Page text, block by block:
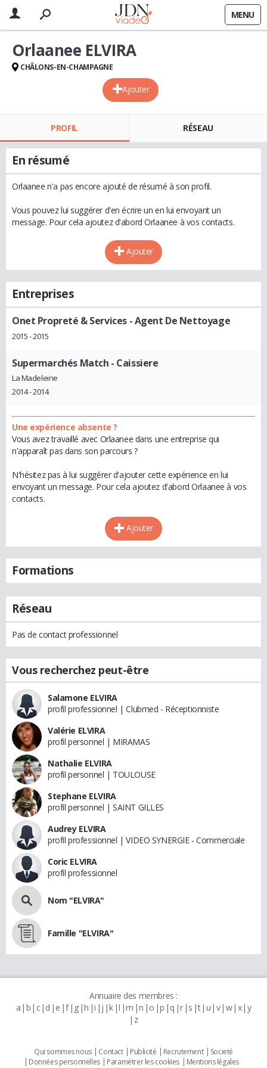
MENU
Ajouter
Orlaanee ELVIRA
CHÂLONS-EN-CHAMPAGNE
PROFIL RÉSEAU
En résumé
Orlaanee n'a pas encore ajouté de résumé à son profil.
Vous pouvez lui suggérer d'en écrire un en lui envoyant un
message. Pour cela ajoutez d'abord Orlaanee à vos contacts.
Ajouter
Entreprises
Onet Propreté & Services- Agent De Nettoyage
2015 - 2015
Supermarchés Match - Caissiere
La Madeleine
2014 - 2014
Une expérience absente ?
Vous avez travaillé avec Orlaanee dans une entreprise qui
n'apparaît pas dans son parcours ?
N'hésitez pas à lui suggérer d'ajouter cette expérience en lui
envoyant un message. Pour cela ajoutez d'abord Orlaanee à vos
contacts.
Ajouter
Formations
Réseau
Pas de contact professionnel
Vous recherchez peut-être
Salamone ELVIRA
profil professionnel | Clubmed - Réceptionniste
Valérie ELVIRA
profil personnel | MIRAMAS
Nathalie ELVIRA
profil personnel | TOULOUSE
Stephane ELVIRA
profil personnel | SAINT GILLES
Audrey ELVIRA
profil professionnel | VIDEO SYNERGIE - Commerciale
Coric ELVIRA
profil professionnel
Nom "ELVIRA"
Famille "ELVIRA"
Annuaire des membres :
a b c d e f g h i j k l m n o p q r s t u v w x y
z
Qui sommes nous Contact Publicité Recrutement
Societé
Données personnelles
Paramétrer les cookies
Mentions légales